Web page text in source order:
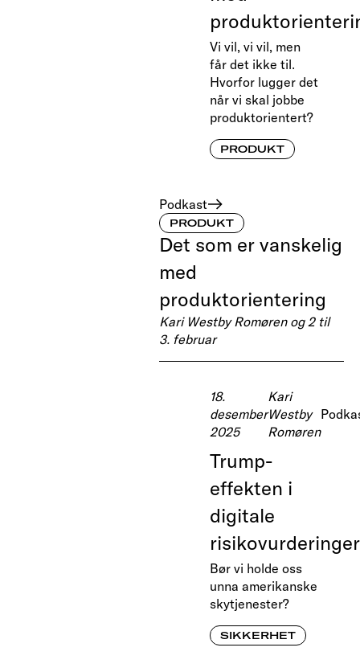
Vi vil, vi vil, men
får det ikke til.
Hvorfor lugger det
når vi skal jobbe
produktorientert?
PRODUKT
Podkast
PRODUKT
Det som er vanskelig
med
produktorientering
Kari Westby Romøren og 2 til
3. februar
18.
desember
2025
Kari
Westby
Romøren
Trump-
effekten i
digitale
risikovurderinger
Bør vi holde oss
unna amerikanske
skytjenester?
SIKKERHET